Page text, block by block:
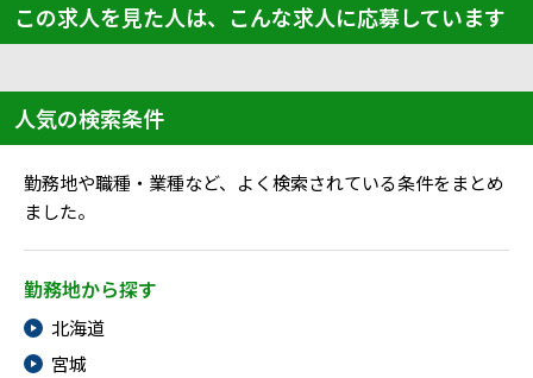
この求人を見た人は、こんな求人に応募しています
人気の検索条件
勤務地や職種・業種など、よく検索されている条件をまとめ
ました。
勤務地から探す
北海道
宮城